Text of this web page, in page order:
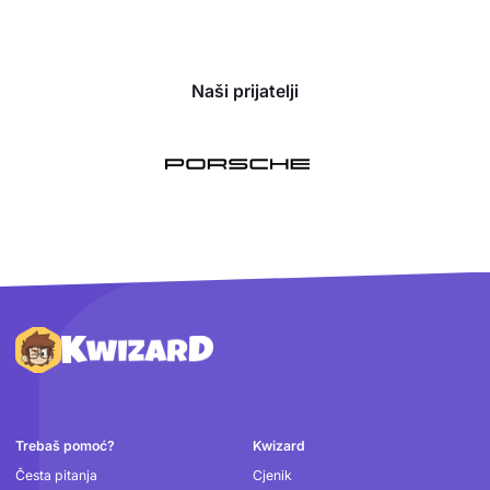
Naši prijatelji
Podnožje
Trebaš pomoć?
Česta pitanja
Kwizard
Cjenik